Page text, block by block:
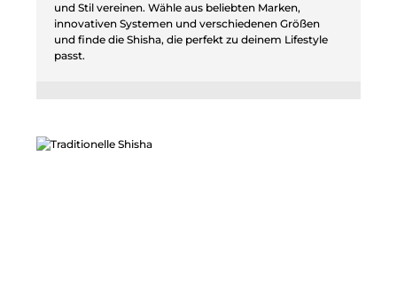
und Stil vereinen. Wähle aus beliebten Marken,
innovativen Systemen und verschiedenen Größen
und finde die Shisha, die perfekt zu deinem Lifestyle
passt.